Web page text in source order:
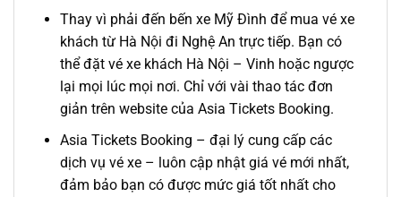
Thay vì phải đến bến xe Mỹ Đình để mua vé xe
khách từ Hà Nội đi Nghệ An trực tiếp. Bạn có
thể đặt vé xe khách Hà Nội – Vinh hoặc ngược
lại mọi lúc mọi nơi. Chỉ với vài thao tác đơn
giản trên website của Asia Tickets Booking.
Asia Tickets Booking – đại lý cung cấp các
dịch vụ vé xe – luôn cập nhật giá vé mới nhất,
đảm bảo bạn có được mức giá tốt nhất cho